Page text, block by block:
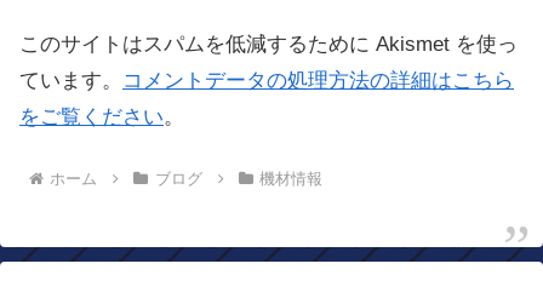
このサイトはスパムを低減するために Akismet を使っ
ています。
コメントデータの処理方法の詳細はこちら
をご覧ください。
ホーム ブログ 機材情報